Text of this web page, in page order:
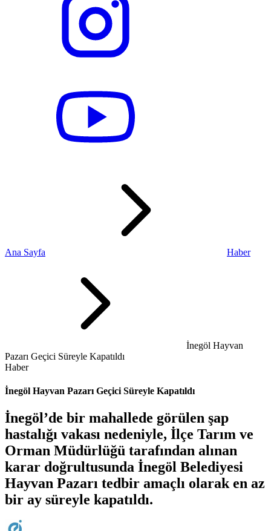
Ana Sayfa Haber
İnegöl Hayvan
Pazarı Geçici Süreyle Kapatıldı
Haber
İnegöl Hayvan Pazarı Geçici Süreyle Kapatıldı
İnegöl’de bir mahallede görülen şap
hastalığı vakası nedeniyle, İlçe Tarım ve
Orman Müdürlüğü tarafından alınan
karar doğrultusunda İnegöl Belediyesi
Hayvan Pazarı tedbir amaçlı olarak en az
bir ay süreyle kapatıldı.